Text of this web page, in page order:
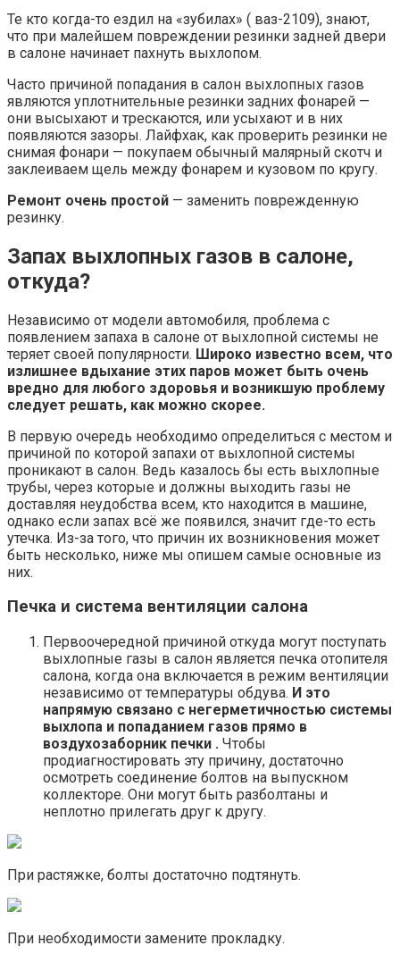
Те кто когда-то ездил на «зубилах» ( ваз-2109), знают,
что при малейшем повреждении резинки задней двери
в салоне начинает пахнуть выхлопом.
Часто причиной попадания в салон выхлопных газов
являются уплотнительные резинки задних фонарей —
они высыхают и трескаются, или усыхают и в них
появляются зазоры. Лайфхак, как проверить резинки не
снимая фонари — покупаем обычный малярный скотч и
заклеиваем щель между фонарем и кузовом по кругу.
Ремонт очень простой — заменить поврежденную
резинку.
Запах выхлопных газов в салоне,
откуда?
Независимо от модели автомобиля, проблема с
появлением запаха в салоне от выхлопной системы не
теряет своей популярности. Широко известно всем, что
излишнее вдыхание этих паров может быть очень
вредно для любого здоровья и возникшую проблему
следует решать, как можно скорее.
В первую очередь необходимо определиться с местом и
причиной по которой запахи от выхлопной системы
проникают в салон. Ведь казалось бы есть выхлопные
трубы, через которые и должны выходить газы не
доставляя неудобства всем, кто находится в машине,
однако если запах всё же появился, значит где-то есть
утечка. Из-за того, что причин их возникновения может
быть несколько, ниже мы опишем самые основные из
них.
Печка и система вентиляции салона
Первоочередной причиной откуда могут поступать
выхлопные газы в салон является печка отопителя
салона, когда она включается в режим вентиляции
независимо от температуры обдува. И это
напрямую связано с негерметичностью системы
выхлопа и попаданием газов прямо в
воздухозаборник печки . Чтобы
продиагностировать эту причину, достаточно
осмотреть соединение болтов на выпускном
коллекторе. Они могут быть разболтаны и
неплотно прилегать друг к другу.
При растяжке, болты достаточно подтянуть.
При необходимости замените прокладку.